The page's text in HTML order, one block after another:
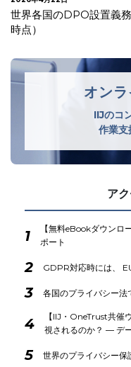
世界各国のDPO設置義
時点）
オン
IIJのコ
作業支
ア
1
【無料eBookダウンロ
ポート
2 GDPR対応時には、
3 各国のプライバシー法
4
【IIJ・OneTrust共催
視されるのか？ ― デ
5 世界のプライバシー保